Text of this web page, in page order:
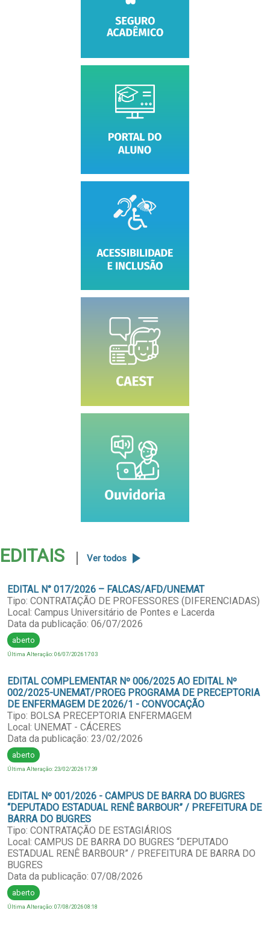
EDITAIS Ver todos
EDITAL N° 017/2026 – FALCAS/AFD/UNEMAT
Tipo: CONTRATAÇÃO DE PROFESSORES (DIFERENCIADAS)
Local: Campus Universitário de Pontes e Lacerda
Data da publicação: 06/07/2026
aberto
Última Alteração: 06/07/2026 17:03
EDITAL COMPLEMENTAR Nº 006/2025 AO EDITAL Nº
002/2025-UNEMAT/PROEG PROGRAMA DE PRECEPTORIA
DE ENFERMAGEM DE 2026/1 - CONVOCAÇÃO
Tipo: BOLSA PRECEPTORIA ENFERMAGEM
Local: UNEMAT - CÁCERES
Data da publicação: 23/02/2026
aberto
Última Alteração: 23/02/2026 17:39
EDITAL Nº 001/2026 - CAMPUS DE BARRA DO BUGRES
“DEPUTADO ESTADUAL RENÊ BARBOUR” / PREFEITURA DE
BARRA DO BUGRES
Tipo: CONTRATAÇÃO DE ESTAGIÁRIOS
Local: CAMPUS DE BARRA DO BUGRES “DEPUTADO
ESTADUAL RENÊ BARBOUR” / PREFEITURA DE BARRA DO
BUGRES
Data da publicação: 07/08/2026
aberto
Última Alteração: 07/08/2026 08:18